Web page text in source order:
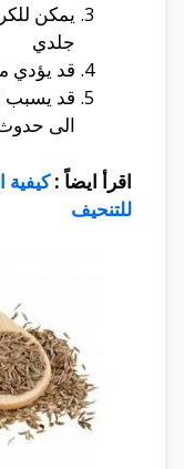
يمكن
جلدي
قد يؤدي
قد يسبب
الى
اقرأ ايضاً :
للتنحيف